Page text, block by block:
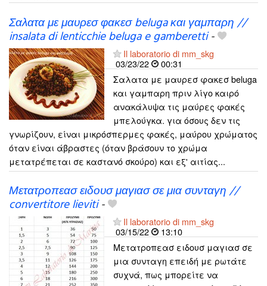
Σαλατα με μαυρεσ φακεσ beluga και γαμπαρη //
insalata di lenticchie beluga e gamberetti-
Il laboratorio di mm_skg
03/23/22
00:31
Σαλατα με μαυρεσ φακεσ beluga
και γαμπαρη πριν λίγο καιρό
ανακάλυψα τις μαύρες φακές
μπελούγκα. για όσους δεν τις
γνωρίζουν, είναι μικρόσπερμες φακές, μαύρου χρώματος
όταν είναι άβραστες (όταν βράσουν το χρώμα
μετατρέπεται σε καστανό σκούρο) και εξ' αιτίας...
Μετατροπεασ ειδουσ μαγιασ σε μια συνταγη //
convertitore lieviti-
Il laboratorio di mm_skg
03/15/22
13:10
Μετατροπεασ ειδουσ μαγιασ σε
μια συνταγη επειδή με ρωτάτε
συχνά, πως μπορείτε να